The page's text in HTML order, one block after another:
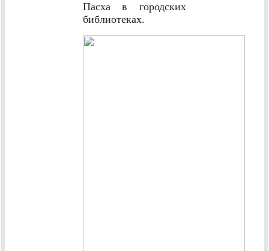
Пасха в городских
библиотеках.